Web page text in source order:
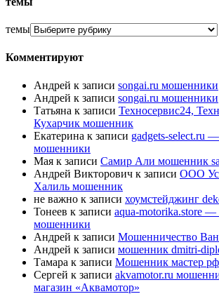
темы
Комментируют
Андрей к записи songai.ru мошенники
Андрей к записи songai.ru мошенники
Татьяна к записи Техносервис24,
Кухарчик мошенник
Екатерина к записи gadgets-select.ru
мошенники
Мая к записи Самир Али мошенник
Андрей Викторович к записи ООО
Халиль мошенник
не важно к записи хоумстейджинг
Тонеев к записи aqua-motorika.store
мошенники
Андрей к записи Мошенничество
Андрей к записи мошенник dmitri-
Тамара к записи Мошенник мастер рф
Сергей к записи akvamotor.ru
магазин «Аквамотор»